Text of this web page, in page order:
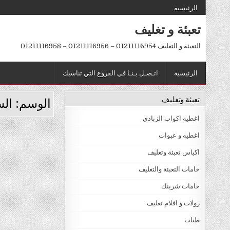
Skip
to
content
الرئيسية
تعبئة و تغليف
التعبئة و التغليف 01211116954 – 01211116956 – 01211116958
الرئيسية اتـصـل بـنـا في الفروع التي تناسبك
الوسم: تعبئة وتغليف
اغطيه اكواب الزبادى
اغطيه و عبوات
اكياس تعبئة وتغليف
خامات التعبئة والتغليف
خامات شرينك
رولات و افلام تغليف
طبات